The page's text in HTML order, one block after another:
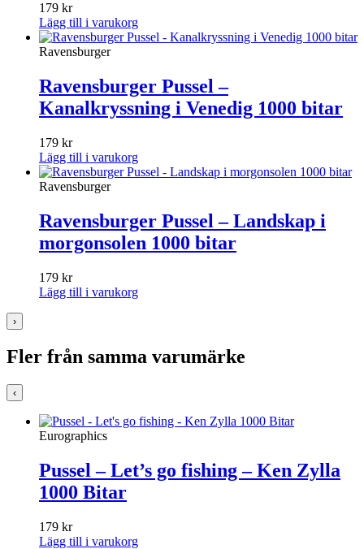
179 kr
Lägg till i varukorg
Ravensburger
Ravensburger Pussel –
Kanalkryssning i Venedig 1000 bitar
179 kr
Lägg till i varukorg
Ravensburger
Ravensburger Pussel – Landskap i
morgonsolen 1000 bitar
179 kr
Lägg till i varukorg
›
Fler från samma varumärke
‹
Eurographics
Pussel – Let’s go fishing – Ken Zylla
1000 Bitar
179 kr
Lägg till i varukorg